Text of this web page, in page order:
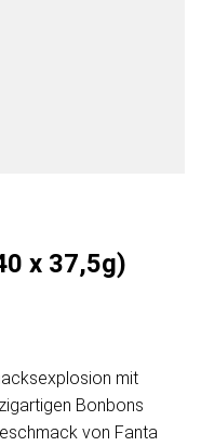
x 37,5g)
mit
Bonbons
von Fanta